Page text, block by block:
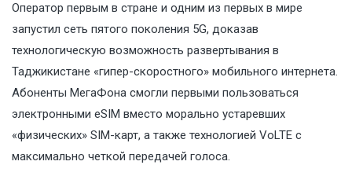
Оператор первым в стране и одним из первых в мире
запустил сеть пятого поколения 5G, доказав
технологическую возможность развертывания в
Таджикистане «гипер-скоростного» мобильного интернета.
Абоненты МегаФона смогли первыми пользоваться
электронными eSIM вместо морально устаревших
«физических» SIM-карт, а также технологией VoLTE с
максимально четкой передачей голоса.